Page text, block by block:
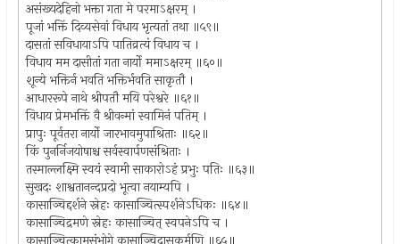
असंख्यदेहिनो भक्ता गता मे परमाऽक्षरम् ।
पूजां भक्तिं दिव्यसेवां विधाय भृत्यतां तथा ॥५९॥
दासतां सविधायाऽपि पातिव्रत्यं विधाय च ।
विधाय मम दासीतां गता नार्यो ममाऽक्षरम् ॥६०॥
शून्ये भक्तिर्न भवति भक्तिर्भवति साकृतौ ।
आधाररूपे नाथे श्रीपतौ मयि परेश्वरे ॥६१॥
विधाय प्रेमभक्तिं वै श्रीवन्मां स्वामिनं पतिम् ।
प्रापुः पूर्वतरा नार्यो जारभावमुपाश्रिताः ॥६२॥
किं पुनर्निजयोषाश्च सर्वस्वार्पणसंश्रिताः ।
तस्माल्लक्ष्मि स्वयं स्वामी साकारोऽहं प्रभुः पतिः ॥६३॥
सुखदः शाश्वतानन्दप्रदो भूत्वा नयाम्यपि ।
कासाञ्चिद्दर्शने स्नेहः कासाञ्चित्स्पर्शनेऽधिकः ॥६४॥
कासाञ्चिद्रमणे स्नेहः कासाञ्चित् स्वपनेऽपि च ।